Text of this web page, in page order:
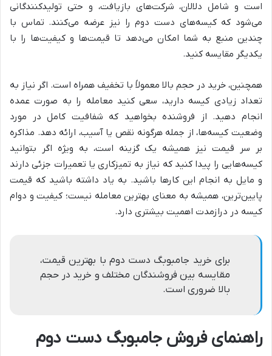
است و شامل دلالان، شرکت‌های بازیافت، و حتی تولیدکنندگانی
می‌شود که کیسه‌های دست دوم را نیز عرضه می‌کنند. تماس با
چندین منبع به شما امکان می‌دهد تا قیمت‌ها و کیفیت‌ها را با
یکدیگر مقایسه کنید.
همچنین، خرید در حجم بالا معمولاً با تخفیف همراه است. اگر نیاز به
تعداد زیادی کیسه دارید، سعی کنید معامله را به صورت عمده
انجام دهید. از فروشنده بخواهید که شفافیت کامل در مورد
وضعیت کیسه‌ها، از جمله هرگونه نقص یا آسیب، ارائه دهد. مذاکره
بر سر قیمت نیز همیشه یک گزینه است، به ویژه اگر بتوانید
کیسه‌هایی را پیدا کنید که نیاز به تمیزکاری یا تعمیرات جزئی دارند
و مایل به انجام این کارها باشید. به یاد داشته باشید که قیمت
پایین‌ترین، همیشه به معنای بهترین معامله نیست؛ کیفیت و دوام
کیسه در درازمدت اهمیت بیشتری دارد.
برای خرید جامبوبگ دست دوم با بهترین قیمت،
مقایسه بین فروشندگان مختلف و خرید در حجم
بالا ضروری است.
راهنمای فروش جامبوبگ دست دوم